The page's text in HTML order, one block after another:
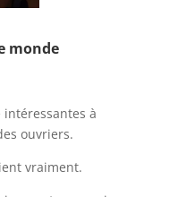
monde
intéressantes à
ouvriers.
vraiment.